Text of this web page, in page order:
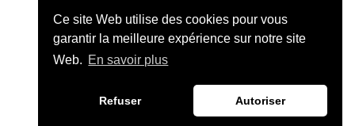
Ce site Web utilise des cookies pour vous
garantir la meilleure expérience sur notre site
Web. En savoir plus
Refuser Autoriser